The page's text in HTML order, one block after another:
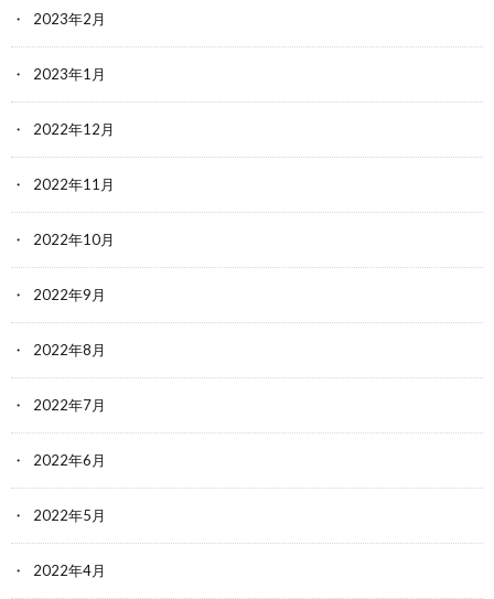
2023年2月
2023年1月
2022年12月
2022年11月
2022年10月
2022年9月
2022年8月
2022年7月
2022年6月
2022年5月
2022年4月